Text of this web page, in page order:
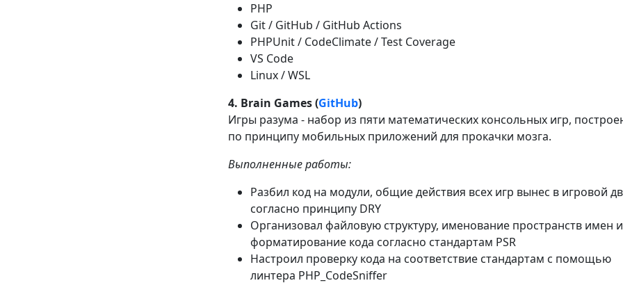
PHP
Git / GitHub / GitHub Actions
PHPUnit / CodeClimate / Test Coverage
VS Code
Linux / WSL
4. Brain Games (GitHub)
Игры разума - набор из пяти математических консольных игр,
по принципу мобильных приложений для прокачки мозга.
Выполненные работы:
Разбил код на модули, общие действия всех игр вынес в игровой
согласно принципу DRY
Организовал файловую структуру, именование пространств имен и
форматирование кода согласно стандартам PSR
Настроил проверку кода на соответствие стандартам с помощью
линтера PHP_CodeSniffer